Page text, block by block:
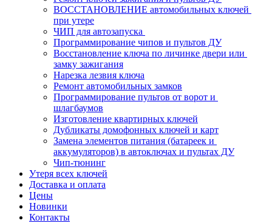
ВОССТАНОВЛЕНИЕ автомобильных ключей
при утере
ЧИП для автозапуска
Программирование чипов и пультов ДУ
Восстановление ключа по личинке двери или
замку зажигания
Нарезка лезвия ключа
Ремонт автомобильных замков
Программирование пультов от ворот и
шлагбаумов
Изготовление квартирных ключей
Дубликаты домофонных ключей и карт
Замена элементов питания (батареек и
аккумуляторов) в автоключах и пультах ДУ
Чип-тюнинг
Утеря всех ключей
Доставка и оплата
Цены
Новинки
Контакты